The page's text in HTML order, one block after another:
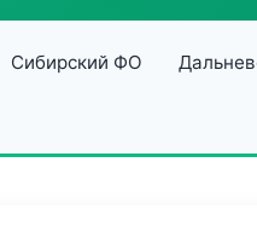
Сибирский ФО